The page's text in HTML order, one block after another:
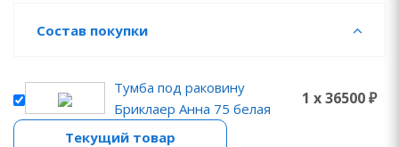
Состав покупки
Тумба под раковину
Бриклаер Анна 75 белая
1 x 36500 ₽
Текущий товар